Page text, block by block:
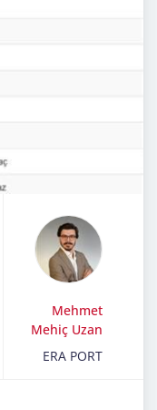
Mehmet
Mehiç Uzan
ERA PORT